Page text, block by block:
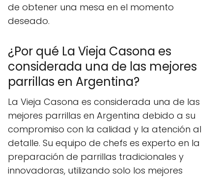
de obtener una mesa en el momento
deseado.
¿Por qué La Vieja Casona es
considerada una de las mejores
parrillas en Argentina?
La Vieja Casona es considerada una de las
mejores parrillas en Argentina debido a su
compromiso con la calidad y la atención al
detalle. Su equipo de chefs es experto en la
preparación de parrillas tradicionales y
innovadoras, utilizando solo los mejores